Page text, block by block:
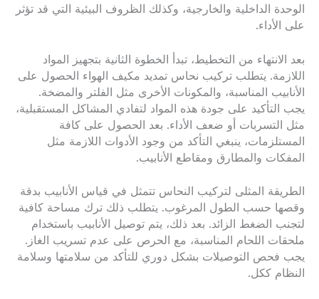
الوحدة الداخلية والخارجية، وكذلك الظروف البيئية التي قد تؤثر
على الأداء.
بعد الانتهاء من التخطيط، تبدأ الخطوة الثانية بتجهيز المواد
اللازمة. يتطلب تركيب نحاس تمديد مكيف الهواء الحصول على
الأنابيب المناسبة، والمكونات الأخرى مثل الفلتر والمضخة.
يجب التأكيد على جودة هذه المواد لتفادي المشاكل المستقبلية،
مثل التسربات أو ضعف الأداء. بعد الحصول على كافة
المستلزمات، ينبغي التأكد من وجود الأدوات اللازمة مثل
المفكات والمطارق ومقاطع الأنابيب.
الطريقة المثلى لتركيب النحاس تتمثل في قياس الأنابيب بدقة
وقصها حسب الطول المرغوب. يتطلب ذلك ترك مساحة كافية
لتجنب الضغط الزائد. بعد ذلك، يتم توصيل الأنابيب باستخدام
ملحقات اللحام المناسبة، مع الحرص على عدم تسريب الغاز.
يجب فحص التوصيلات بشكل دوري للتأكد من سلامتها وسلامة
النظام ككل.